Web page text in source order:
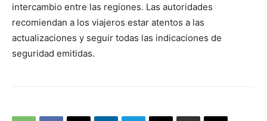
intercambio entre las regiones. Las autoridades
recomiendan a los viajeros estar atentos a las
actualizaciones y seguir todas las indicaciones de
seguridad emitidas.